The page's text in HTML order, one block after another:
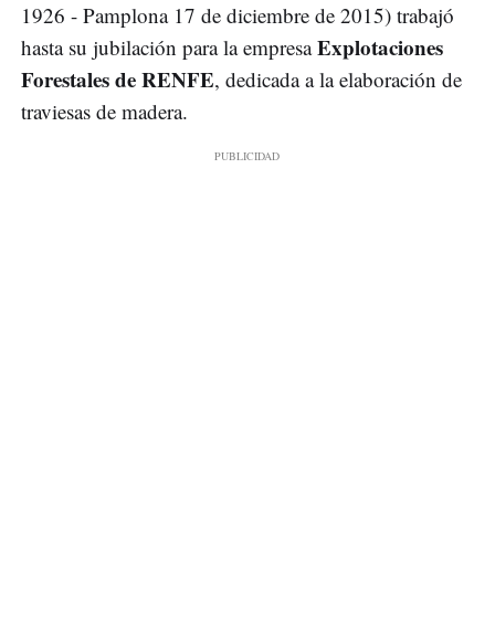
1926 - Pamplona 17 de diciembre de 2015) trabajó
hasta su jubilación para la empresaExplotaciones
Forestales de RENFE, dedicada a la elaboración de
traviesas de madera.